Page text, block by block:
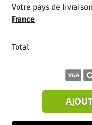
Votre pays de
France
Total